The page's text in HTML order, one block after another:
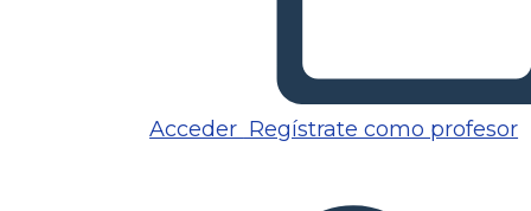
Acceder Regístrate como profesor